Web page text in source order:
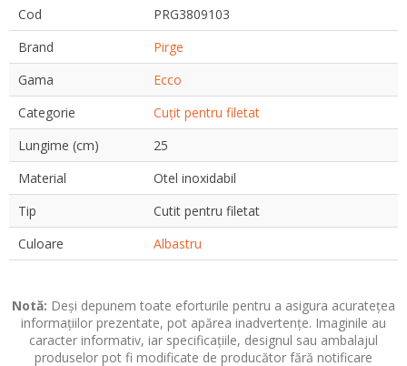
Cod
PRG3809103
Brand
Pirge
Gama
Ecco
Categorie
Cuțit pentru filetat
Lungime (cm)
25
Material
Otel inoxidabil
Tip
Cutit pentru filetat
Culoare
Albastru
Notă: Deși depunem toate eforturile pentru a asigura acuratețea
informațiilor prezentate, pot apărea inadvertențe. Imaginile au
caracter informativ, iar specificațiile, designul sau ambalajul
produselor pot fi modificate de producător fără notificare